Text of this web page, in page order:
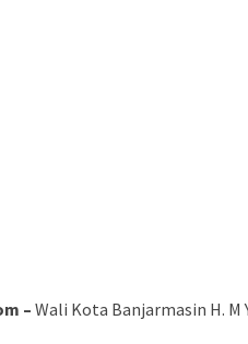
– Wali Kota Banjarmasin H.